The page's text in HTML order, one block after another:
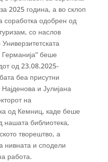
2025 година, а во склоп
соработка одобрен од
со наслов
беше
од 23.08.2025-
беа присутни
и Јулијана
на
од Кемниц, каде беше
нашата библиотека,
творештво, а
нивната и сподели
работа.